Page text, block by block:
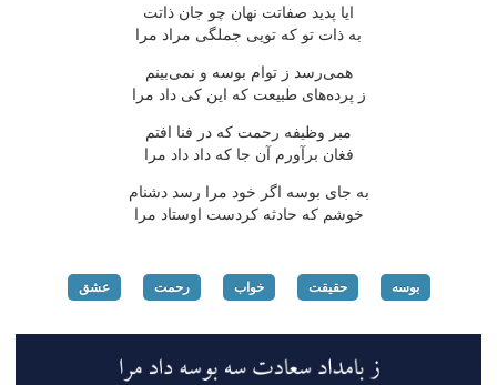
ایا پدید صفاتت نهان چو جان ذاتت
به ذات تو كه تویی جملگی مراد مرا
همی‌رسد ز توام بوسه و نمی‌بینم
ز پرده‌های طبیعت كه این كی داد مرا
مبر وظیفه رحمت كه در فنا افتم
فغان برآورم آن جا كه داد داد مرا
به جای بوسه اگر خود مرا رسد دشنام
خوشم كه حادثه كردست اوستاد مرا
بوسه حقیقت خواب رحمت عشق